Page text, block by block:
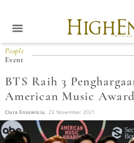
People
Event
BTS Raih 3
American Music
Clara Enocensia, 23 November 2021